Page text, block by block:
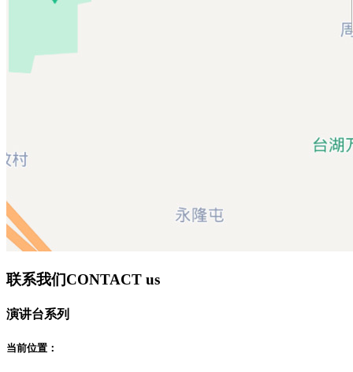
联系我们CONTACT us
演讲台系列
当前位置：